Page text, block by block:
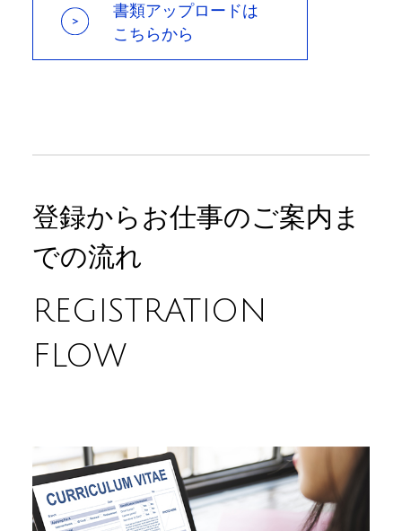
書類アップロードは
こちらから
登録からお仕事のご案内ま
での流れ
REGISTRATION
FLOW